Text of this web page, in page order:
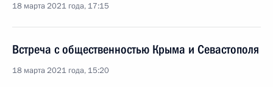
18 марта 2021 года, 17:15
Встреча с общественностью Крыма и Севастополя
18 марта 2021 года, 15:20